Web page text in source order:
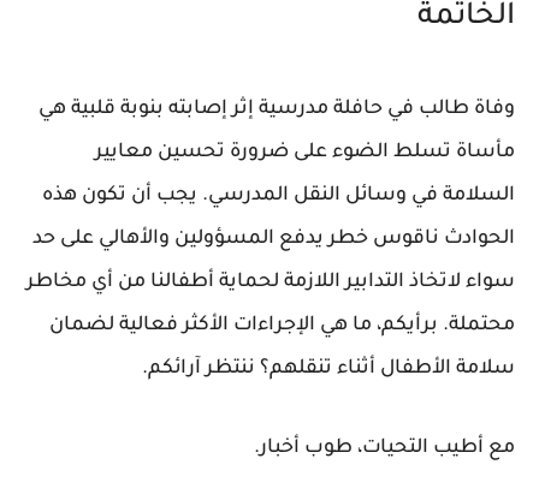
الخاتمة
وفاة طالب في حافلة مدرسية إثر إصابته بنوبة قلبية هي
مأساة تسلط الضوء على ضرورة تحسين معايير
السلامة في وسائل النقل المدرسي. يجب أن تكون هذه
الحوادث ناقوس خطر يدفع المسؤولين والأهالي على حد
سواء لاتخاذ التدابير اللازمة لحماية أطفالنا من أي مخاطر
محتملة. برأيكم، ما هي الإجراءات الأكثر فعالية لضمان
سلامة الأطفال أثناء تنقلهم؟ ننتظر آرائكم.
مع أطيب التحيات، طوب أخبار.